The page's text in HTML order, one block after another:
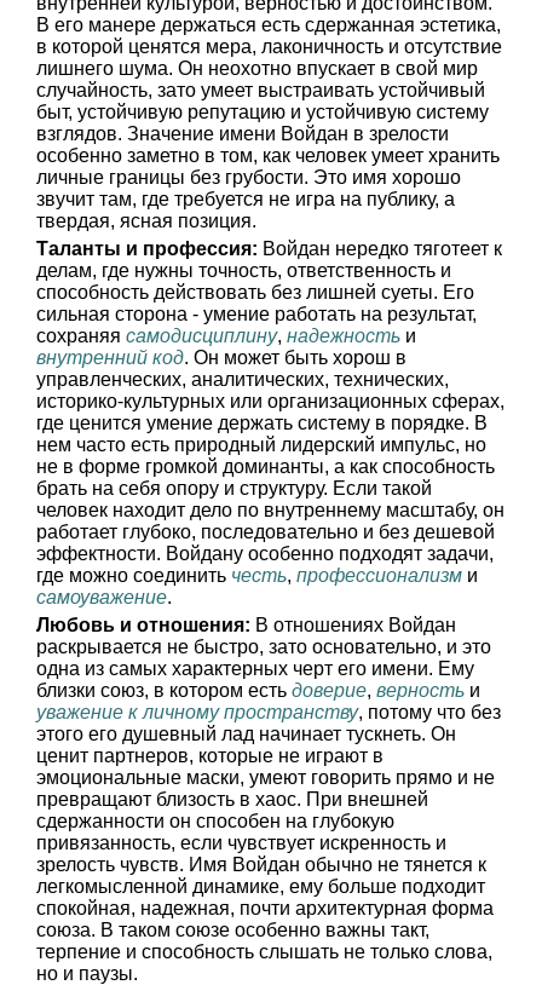
В его манере держаться есть сдержанная эстетика,
в которой ценятся мера, лаконичность и отсутствие
лишнего шума. Он неохотно впускает в свой мир
случайность, зато умеет выстраивать устойчивый
быт, устойчивую репутацию и устойчивую систему
взглядов. Значение имени Войдан в зрелости
особенно заметно в том, как человек умеет хранить
личные границы без грубости. Это имя хорошо
звучит там, где требуется не игра на публику, а
твердая, ясная позиция.
Таланты и профессия: Войдан нередко тяготеет к
делам, где нужны точность, ответственность и
способность действовать без лишней суеты. Его
сильная сторона - умение работать на результат,
сохраняя самодисциплину, надежность и
внутренний код. Он может быть хорош в
управленческих, аналитических, технических,
историко-культурных или организационных сферах,
где ценится умение держать систему в порядке. В
нем часто есть природный лидерский импульс, но
не в форме громкой доминанты, а как способность
брать на себя опору и структуру. Если такой
человек находит дело по внутреннему масштабу, он
работает глубоко, последовательно и без дешевой
эффектности. Войдану особенно подходят задачи,
где можно соединить честь, профессионализм и
самоуважение.
Любовь и отношения: В отношениях Войдан
раскрывается не быстро, зато основательно, и это
одна из самых характерных черт его имени. Ему
близки союз, в котором есть доверие, верность и
уважение к личному пространству, потому что без
этого его душевный лад начинает тускнеть. Он
ценит партнеров, которые не играют в
эмоциональные маски, умеют говорить прямо и не
превращают близость в хаос. При внешней
сдержанности он способен на глубокую
привязанность, если чувствует искренность и
зрелость чувств. Имя Войдан обычно не тянется к
легкомысленной динамике, ему больше подходит
спокойная, надежная, почти архитектурная форма
союза. В таком союзе особенно важны такт,
терпение и способность слышать не только слова,
но и паузы.